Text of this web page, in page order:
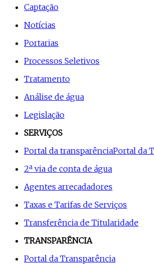
Captação
Notícias
Portarias
Processos Seletivos
Tratamento
Análise de água
Legislação
SERVIÇOS
Portal da transparênciaPortal da
2ª via de conta de água
Agentes arrecadadores
Taxas e Tarifas de Serviços
Transferência de Titularidade
TRANSPARÊNCIA
Portal da Transparência